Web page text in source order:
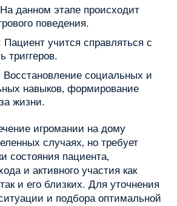
данном этапе происходит
поведения.
учится справляться с
триггеров.
социальных и
навыков‚ формирование
жизни.
игромании на дому
случаях‚ но требует
состояния пациента‚
и активного участия как
и его близких. Для уточнения
и подбора оптимальной